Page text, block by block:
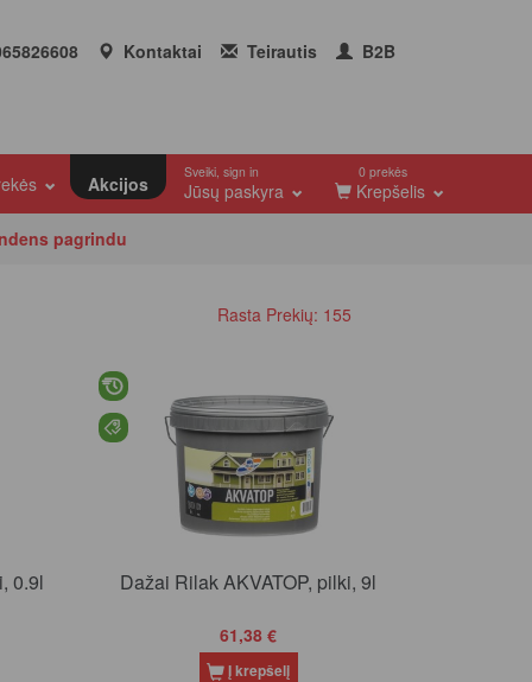
Kontaktai Teirautis B2B
Akcijos
Sveiki, sign in
Jūsų paskyra
0 prekės
Krepšelis
pagrindu
Rasta Prekių: 155
0.9l Dažai Rilak AKVATOP, pilki, 9l
61,38 €
Į krepšelį